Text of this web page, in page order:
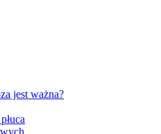
jest ważna?